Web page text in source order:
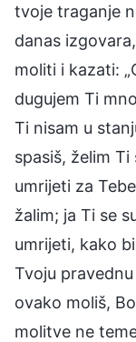
tvoje traganje
danas
moliti i kazati:
dugujem Ti
Ti nisam u
spasiš, želim
umrijeti za
žalim; ja Ti se
umrijeti, kako
Tvoju pravednu
ovako moliš,
molitve ne